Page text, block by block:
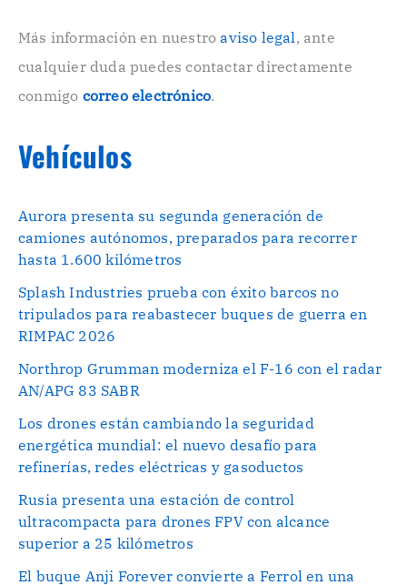
o
.
Más información en nuestroaviso legal , ante
cualquier duda puedes contactar directamente
conmigo correo electrónico.
Vehículos
Aurora presenta su segunda generación de
camiones autónomos, preparados para recorrer
hasta 1.600 kilómetros
Splash Industries prueba con éxito barcos no
tripulados para reabastecer buques de guerra en
RIMPAC 2026
Northrop Grumman moderniza el F-16 con el radar
AN/APG 83 SABR
Los drones están cambiando la seguridad
energética mundial: el nuevo desafío para
refinerías, redes eléctricas y gasoductos
Rusia presenta una estación de control
ultracompacta para drones FPV con alcance
superior a 25 kilómetros
El buque Anji Forever convierte a Ferrol en una